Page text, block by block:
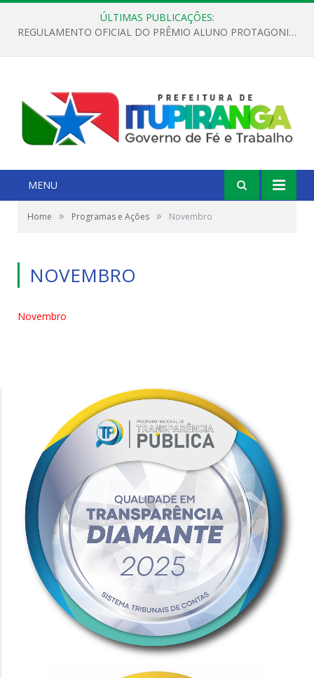
ÚLTIMAS PUBLICAÇÕES:
REGULAMENTO OFICIAL DO PRÊMIO ALUNO PROTAGONISTA – EDIÇÃO 2026
MENU
Home » Programas e Ações » Novembro
NOVEMBRO
Novembro